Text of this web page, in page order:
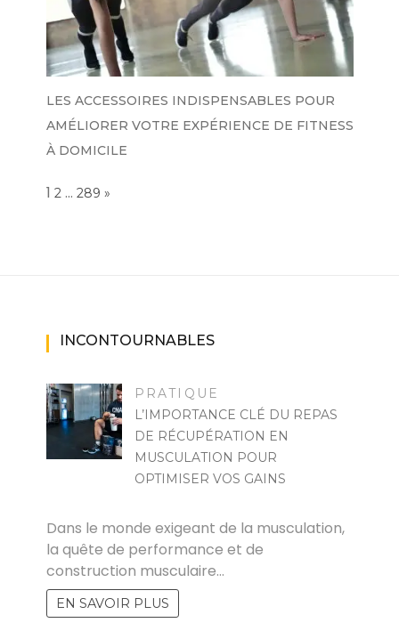
LES ACCESSOIRES INDISPENSABLES POUR
AMÉLIORER VOTRE EXPÉRIENCE DE FITNESS
À DOMICILE
Page:
1 2 … 289 NEXT
»
INCONTOURNABLES
PRATIQUE
L’IMPORTANCE CLÉ DU REPAS
DE RÉCUPÉRATION EN
MUSCULATION POUR
OPTIMISER VOS GAINS
Dans le monde exigeant de la musculation,
la quête de performance et de
construction musculaire…
EN SAVOIR PLUS